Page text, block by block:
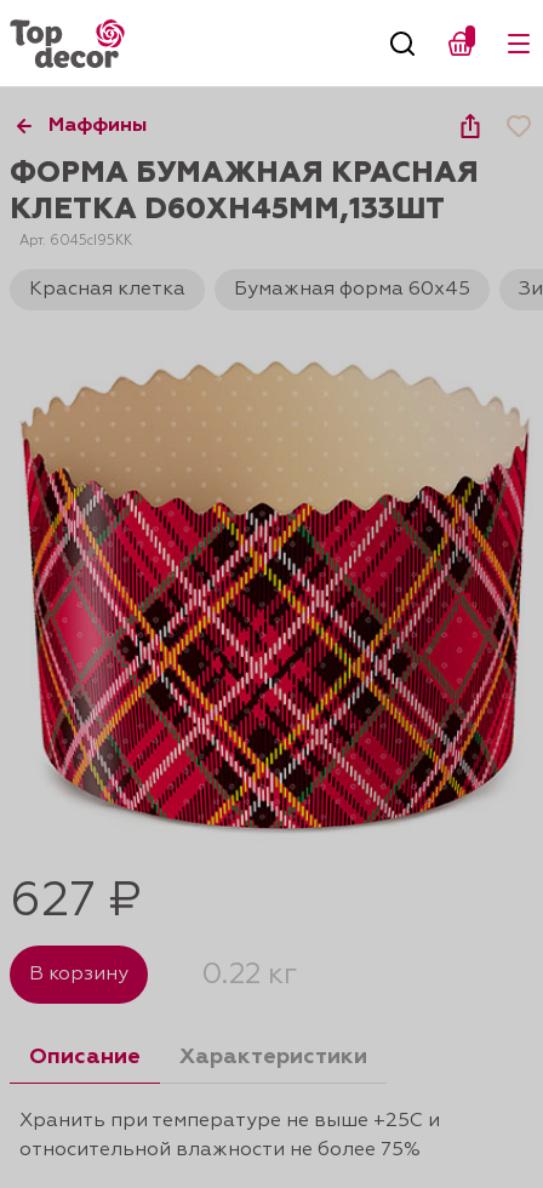
Маффины
ФОРМА БУМАЖНАЯ КРАСНАЯ
КЛЕТКА D60XH45ММ,133ШТ
Арт. 6045cI95КК
Красная клетка Бумажная форма 60х45
627 ₽
В корзину 0.22 кг
Описание Характеристики
Хранить при температуре не выше +25С и
относительной влажности не более 75%